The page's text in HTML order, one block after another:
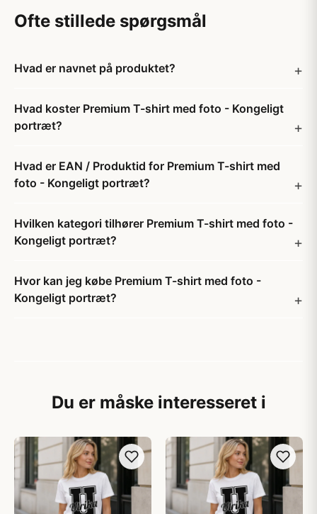
Ofte stillede spørgsmål
Hvad er navnet på produktet?
Hvad koster Premium T-shirt med foto - Kongeligt
portræt?
Hvad er EAN / Produktid for Premium T-shirt med
foto - Kongeligt portræt?
Hvilken kategori tilhører Premium T-shirt med foto -
Kongeligt portræt?
Hvor kan jeg købe Premium T-shirt med foto -
Kongeligt portræt?
Du er måske interesseret i